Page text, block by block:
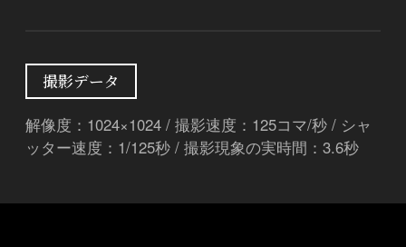
撮影データ
解像度：1024×1024 / 撮影速度：125コマ/秒 / シャ
ッター速度：1/125秒 / 撮影現象の実時間：3.6秒